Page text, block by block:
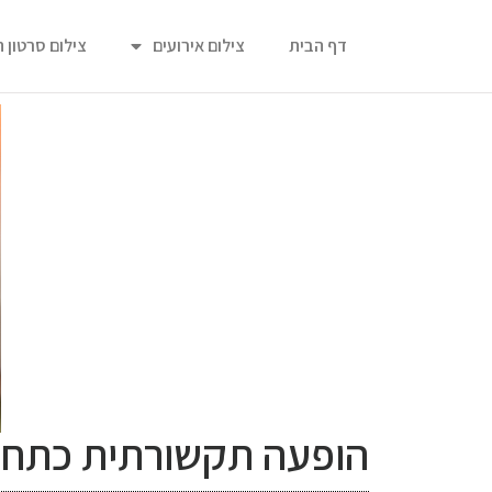
דף הבית צילום אירועים צילום
הופעה תקשורתית